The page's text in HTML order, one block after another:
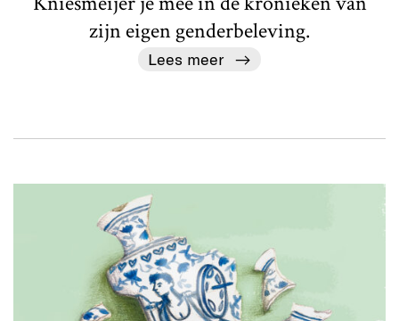
zijn eigen genderbeleving.
Lees meer